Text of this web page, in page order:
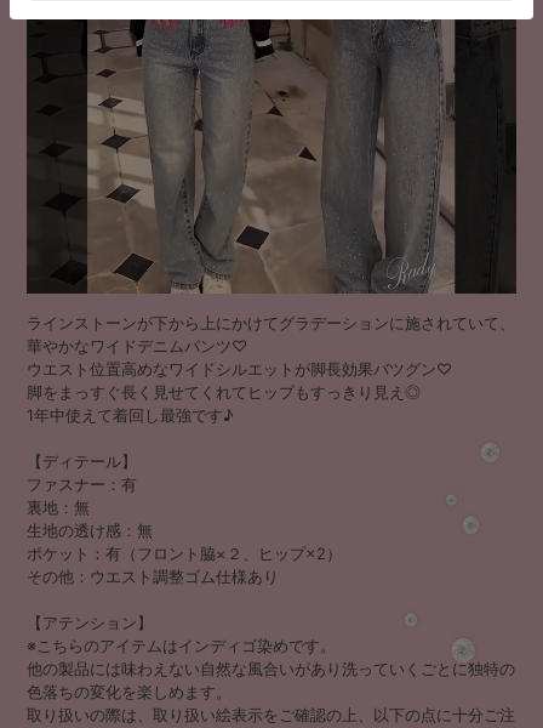
ラインストーンが下から上にかけてグラデーションに施されていて、
華やかなワイドデニムパンツ♡
ウエスト位置高めなワイドシルエットが脚長効果バツグン♡
脚をまっすぐ長く見せてくれてヒップもすっきり見え◎
1年中使えて着回し最強です♪
【ディテール】
ファスナー：有
裏地：無
生地の透け感：無
ポケット：有（フロント脇×２、ヒップ×2）
その他：ウエスト調整ゴム仕様あり
【アテンション】
※こちらのアイテムはインディゴ染めです。
他の製品には味わえない自然な風合いがあり洗っていくごとに独特の
色落ちの変化を楽しめます。
取り扱いの際は、取り扱い絵表示をご確認の上、以下の点に十分ご注